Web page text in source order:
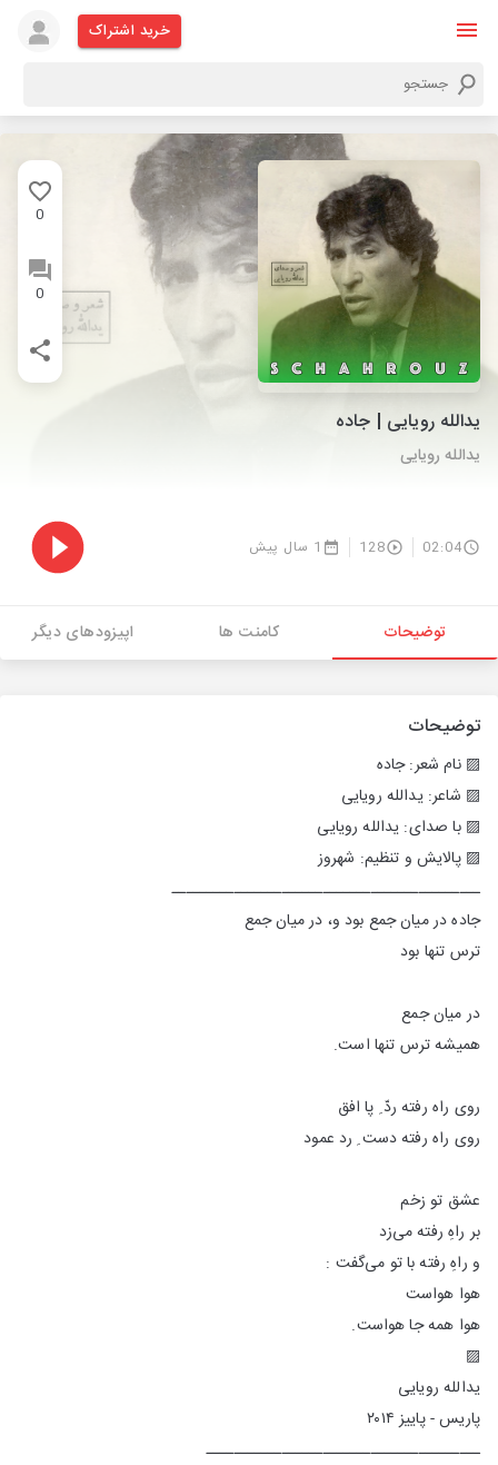
خرید اشتراک
0
0
یدالله رویایی | جاده
یدالله رویایی
02:04
128 1 سال پیش
توضیحات کامنت ها اپیزودهای دیگر
توضیحات
▨ نام شعر: جاده
▨ شاعر: یدالله رویایی
▨ با صدای: یدالله رویایی
▨ پالایش و تنظیم: شهروز
ـــــــــــــــــــــــــــــــــــــــــــــ
جاده در میان جمع بود و، در میان جمع
ترس تنها بود
در میان جمع
همیشه ترس تنها است.
روی راه رفته ردّ ِ پا افق
روی راه رفته دست ِ رد عمود
عشق تو زخم
بر راهِ رفته می‌زد
و راهِ رفته با تو می‌گفت :
هوا هواست
هوا همه جا هواست.
▨
یدالله رویایی
پاریس - پاییز ۲۰۱۴
ــــــــــــــــــــــــــــــــــــــــ